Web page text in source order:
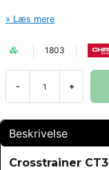
Læs mere
1803
- +
Beskrivelse
Crosstrainer CT3